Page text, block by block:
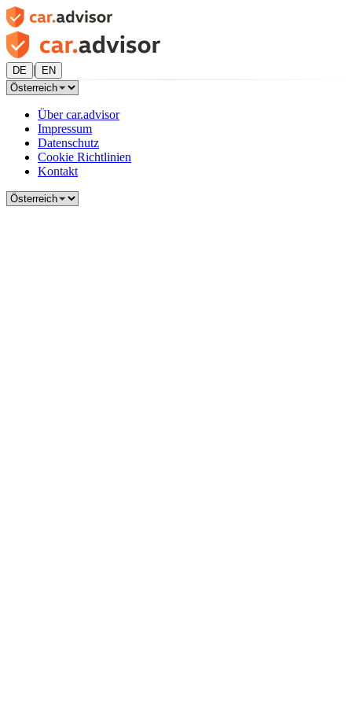
DE | EN
Über car.advisor
Impressum
Datenschutz
Cookie Richtlinien
Kontakt